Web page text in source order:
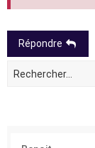
Répondre